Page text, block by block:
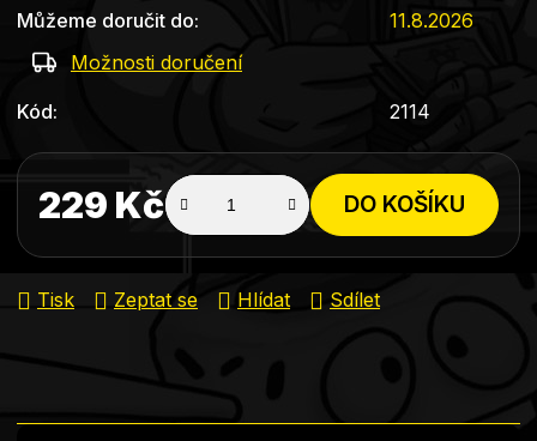
Můžeme doručit do:
11.8.2026
Možnosti doručení
Kód: 2114
229 Kč DO KOŠÍKU
Tisk Zeptat se Hlídat Sdílet